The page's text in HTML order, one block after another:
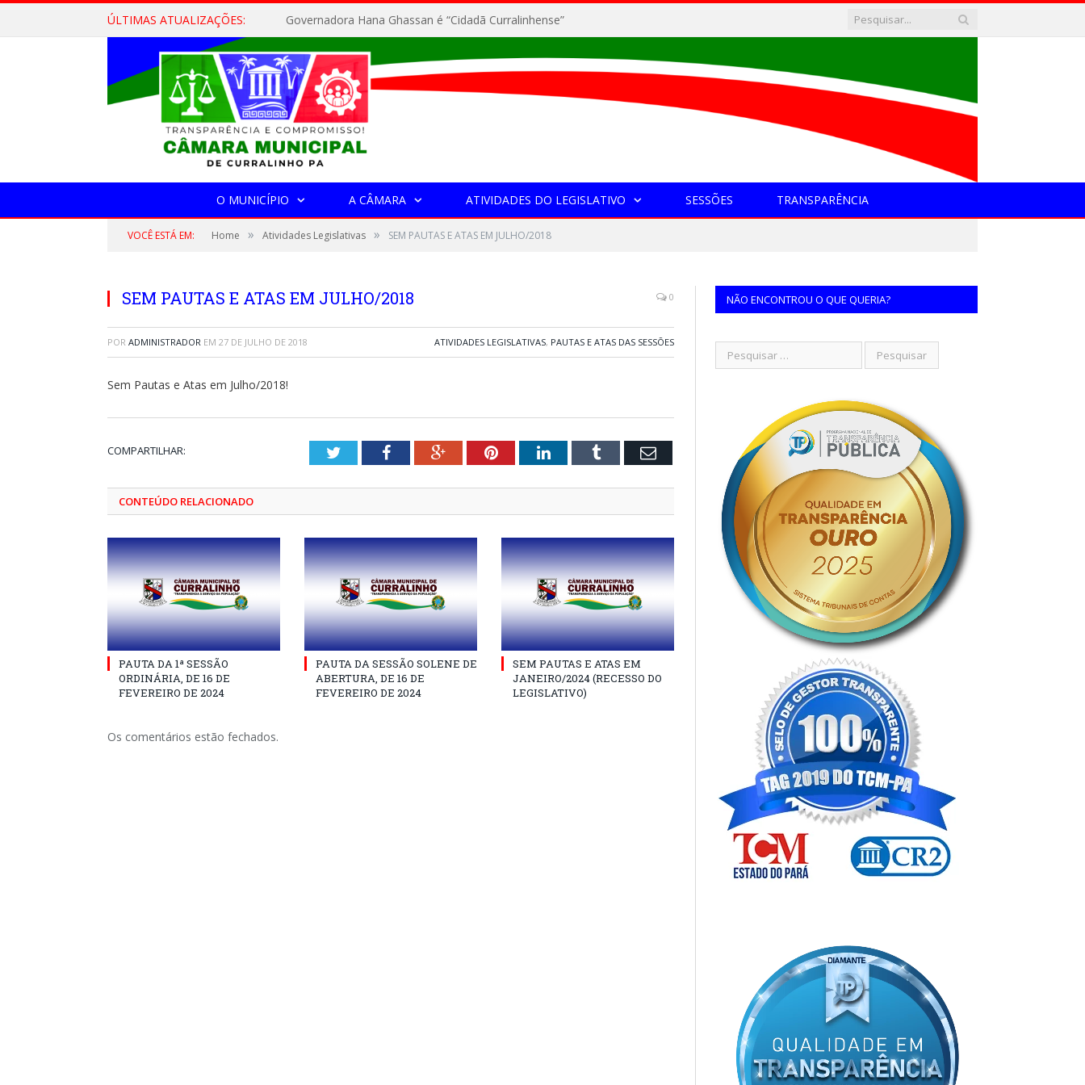
ÚLTIMAS ATUALIZAÇÕES: Governadora Hana Ghassan é “Cidadã Curralinhense”
O MUNICÍPIO A CÂMARA ATIVIDADES DO LEGISLATIVO SESSÕES TRANSPARÊNCIA
VOCÊ ESTÁ EM: Home » Atividades Legislativas » SEM PAUTAS E ATAS EM JULHO/2018
SEM PAUTAS E ATAS EM JULHO/2018 0
POR ADMINISTRADOR EM 27 DE JULHO DE 2018 ATIVIDADES LEGISLATIVAS, PAUTAS E ATAS DAS SESSÕES
Sem Pautas e Atas em Julho/2018!
COMPARTILHAR: TwitterFacebookGoogle+PinterestLinkedInTumblr Email
CONTEÚDO RELACIONADO
PAUTA DA 1ª SESSÃO
ORDINÁRIA, DE 16 DE
FEVEREIRO DE 2024
PAUTA DA SESSÃO SOLENE DE
ABERTURA, DE 16 DE
FEVEREIRO DE 2024
SEM PAUTAS E ATAS EM
JANEIRO/2024 (RECESSO DO
LEGISLATIVO)
Os comentários estão fechados.
NÃO ENCONTROU O QUE QUERIA?